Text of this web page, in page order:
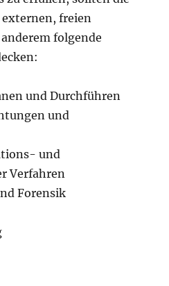
freien
folgende
und Durchführen
und
und
Verfahren
Forensik